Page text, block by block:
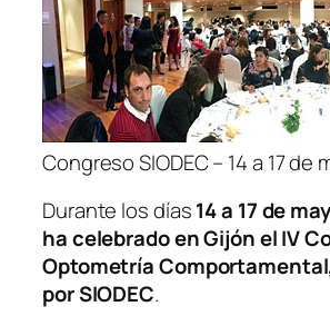
Congreso SIODEC – 14 a 17 de
Durante los días14 a 17 de
ha celebrado en Gijón el IV
Optometría
por SIODEC.